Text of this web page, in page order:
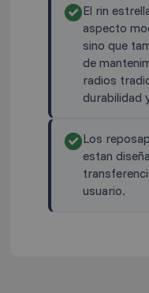
El rin
aspecto
sino que
de
radios
durabilidad
Los
estan
usuario.